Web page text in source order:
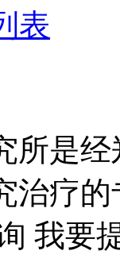
表
所是
治疗
我要